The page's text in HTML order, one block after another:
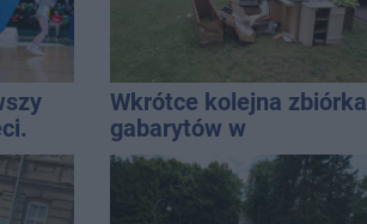
Wkrótce kolejna zbiórka
gabarytów w
Inowrocławiu